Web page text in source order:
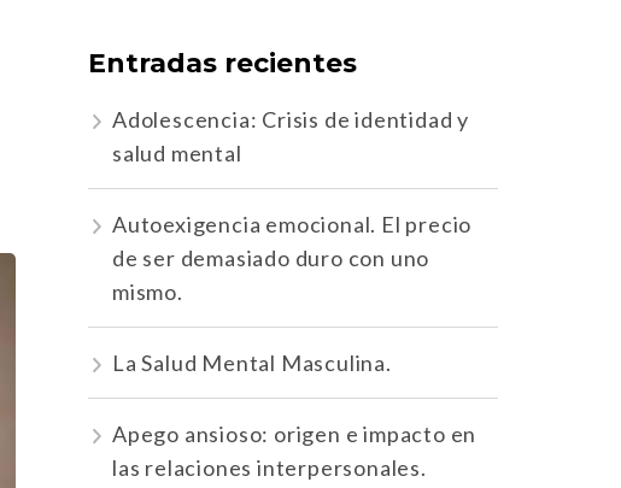
Entradas recientes
Adolescencia: Crisis de identidad y
salud mental
Autoexigencia emocional. El precio
de ser demasiado duro con uno
mismo.
La Salud Mental Masculina.
Apego ansioso: origen e impacto en
las relaciones interpersonales.